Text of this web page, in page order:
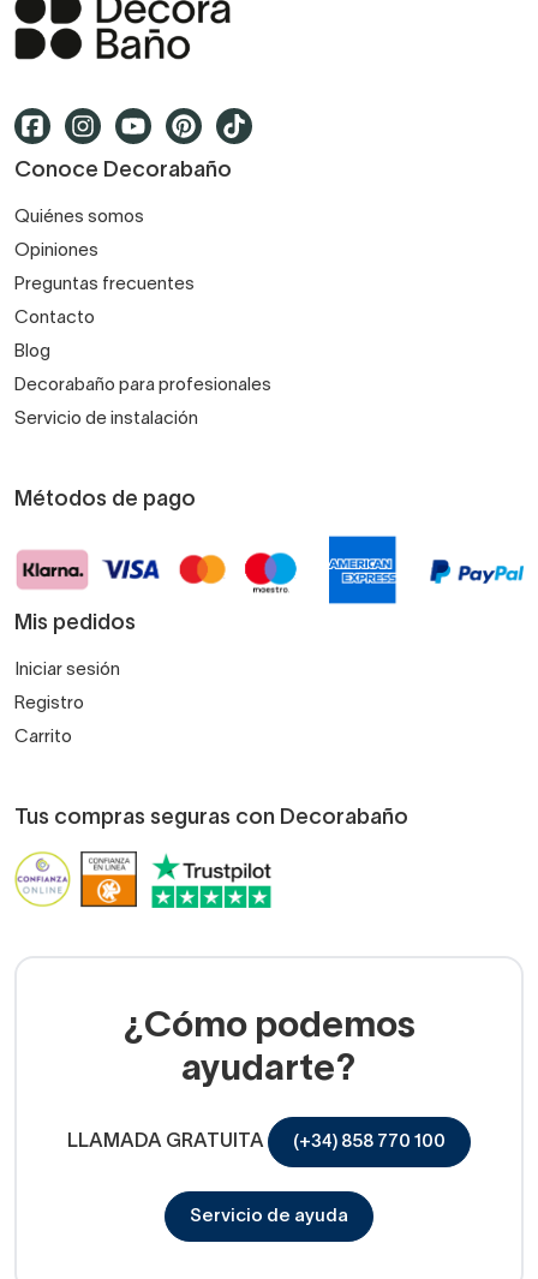
Conoce Decorabaño
Quiénes somos
Opiniones
Preguntas frecuentes
Contacto
Blog
Decorabaño para profesionales
Servicio de instalación
Métodos de pago
Mis pedidos
Iniciar sesión
Registro
Carrito
Tus compras seguras con Decorabaño
¿Cómo podemos
ayudarte?
LLAMADA GRATUITA (+34) 858 770 100
Servicio de ayuda